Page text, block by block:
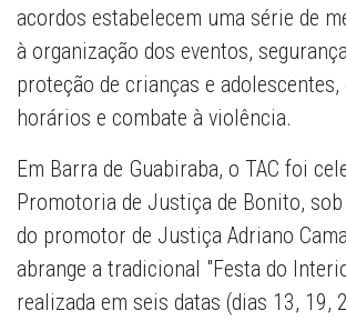
acordos estabelecem uma série de
à organização dos eventos,
proteção de crianças e
horários e combate à violência.
Em Barra de Guabiraba, o TAC foi
Promotoria de Justiça de Bonito,
do promotor de Justiça Adriano
abrange a tradicional "Festa do
realizada em seis datas (dias 13, 19,